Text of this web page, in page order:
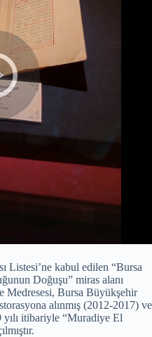
Listesi’ne kabul edilen “Bursa
Doğuşu” miras alanı
Bursa Büyükşehir
alınmış (2012-2017) ve
yılı itibariyle “Muradiye El